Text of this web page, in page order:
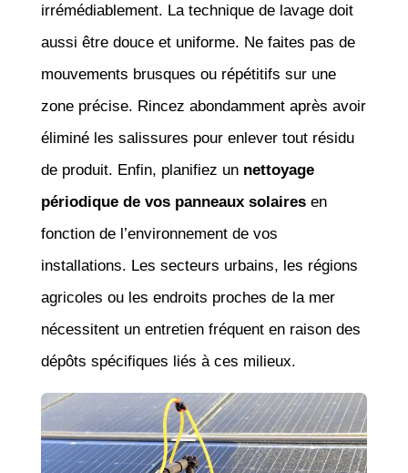
irrémédiablement. La technique de lavage doit
aussi être douce et uniforme. Ne faites pas de
mouvements brusques ou répétitifs sur une
zone précise. Rincez abondamment après avoir
éliminé les salissures pour enlever tout résidu
de produit. Enfin, planifiez unnettoyage
périodique de vos panneaux solairesen
fonction de l’environnement de vos
installations. Les secteurs urbains, les régions
agricoles ou les endroits proches de la mer
nécessitent un entretien fréquent en raison des
dépôts spécifiques liés à ces milieux.